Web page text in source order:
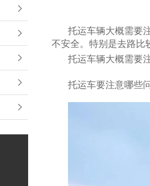
托运车辆大概需要
不安全。特别是去路比
托运车辆大概需要
托运车要注意哪些